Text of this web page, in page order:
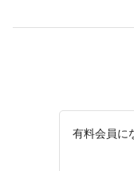
有料会員に